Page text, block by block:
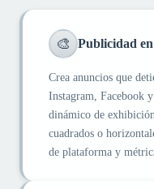
🎨 Publicidad en
Crea anuncios que
Instagram, Facebook
dinámico de
cuadrados o
de plataforma y